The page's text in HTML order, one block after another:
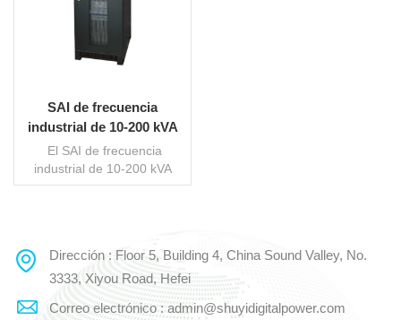
SAI de frecuencia
industrial de 10-200 kVA
serie SY-G
El SAI de frecuencia
industrial de 10-200 kVA
serie SY-G es de alto
kVA. Ideal para gobiernos,
finanzas, sanidad, industria
y más, con doble conversión
en línea y transformador
LEE MAS
Dirección : Floor 5, Building 4, China Sound Valley, No.
3333, Xiyou Road, Hefei
Correo electrónico : admin@shuyidigitalpower.com